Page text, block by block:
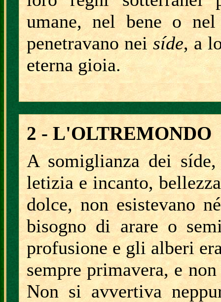
umane, nel bene o
penetravano neisíde, a
eterna gioia.
2 - L'OLTREMONDO
A somiglianza dei
letizia e incanto,
dolce, non esistevano
bisogno di arare o
profusione e gli alberi
sempre primavera, e
Non si avvertiva